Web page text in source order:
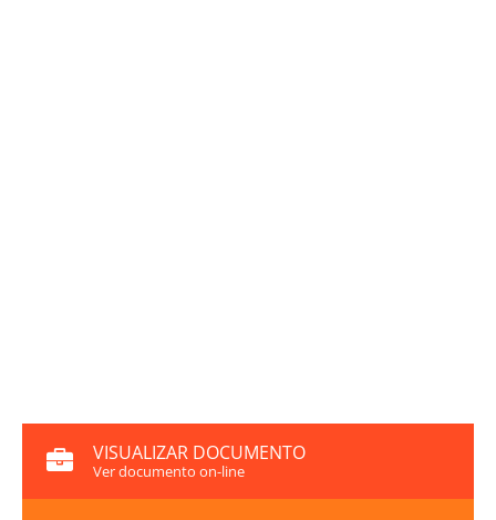
VISUALIZAR DOCUMENTO
Ver documento on-line